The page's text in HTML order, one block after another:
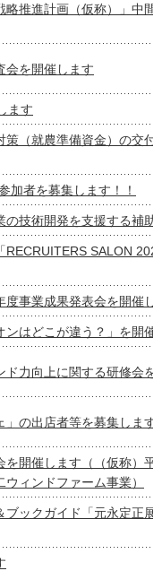
略推進計画（仮称）」中
会を開催します
ます
（就農準備資金）の交付
加者を募集します！！
の技術開発を支援する補
SALON
事業成果発表会を開催し
はどこが違う？」を開催
力向上に関する研修会を
の出店者等を募集します
開催します（（仮称）平
ィンドファーム事業）
ックガイド「元永定正展